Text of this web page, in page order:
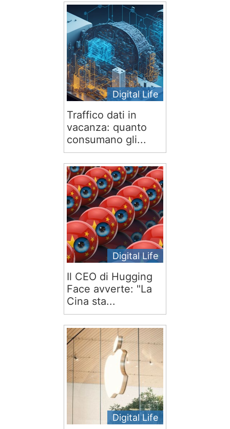
Digital Life
Traffico dati in
vacanza: quanto
consumano gli...
Digital Life
Il CEO di Hugging
Face avverte: "La
Cina sta...
Digital Life